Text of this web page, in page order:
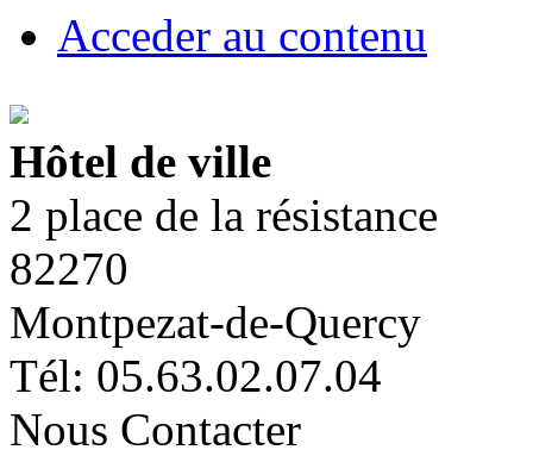
Acceder au contenu
Hôtel de ville
2 place de la résistance
82270
Montpezat-de-Quercy
Tél: 05.63.02.07.04
Nous Contacter